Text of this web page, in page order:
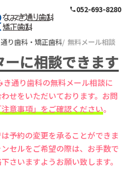
名古屋市南区 道
phone052-693-8280
り歯科・矯正歯科 無料メール相談
ーに相談できます
通り歯科の無料メール相談に
せをいただいております。お問
注意事項」をご確認ください。
予約の変更を承ることができま
セルをご希望の際は、お手数で
さいますようお願い致します。